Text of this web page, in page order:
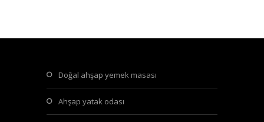
doğal ahşap yemek masası
ahşap yatak odası